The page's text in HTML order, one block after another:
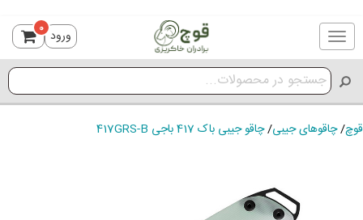
Toggle
navigation
ورود 0
قوچ/چاقوهای جیبی/چاقو جیبی باک 417 باجی 417GRS-B